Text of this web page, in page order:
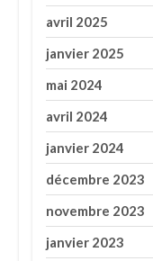
avril 2025
janvier 2025
mai 2024
avril 2024
janvier 2024
décembre 2023
novembre 2023
janvier 2023